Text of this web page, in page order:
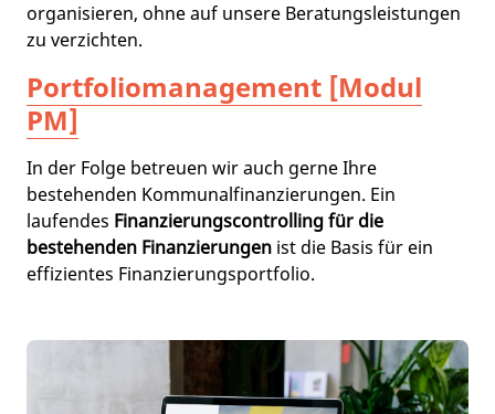
organisieren, ohne auf unsere Beratungsleistungen
zu verzichten.
Portfoliomanagement [Modul
PM]
In der Folge betreuen wir auch gerne Ihre
bestehenden Kommunalfinanzierungen. Ein
laufendes Finanzierungscontrolling für die
bestehenden Finanzierungen ist die Basis für ein
effizientes Finanzierungsportfolio.